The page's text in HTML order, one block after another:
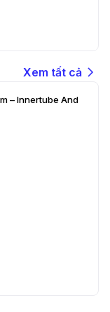
Xem tất cả
– Innertube And